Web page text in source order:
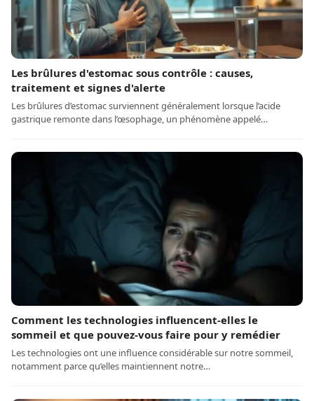
Les brûlures d'estomac sous contrôle : causes,
traitement et signes d'alerte
Les brûlures d’estomac surviennent généralement lorsque l’acide
gastrique remonte dans l’œsophage, un phénomène appelé…
Comment les technologies influencent-elles le
sommeil et que pouvez-vous faire pour y remédier
Les technologies ont une influence considérable sur notre sommeil,
notamment parce qu’elles maintiennent notre…